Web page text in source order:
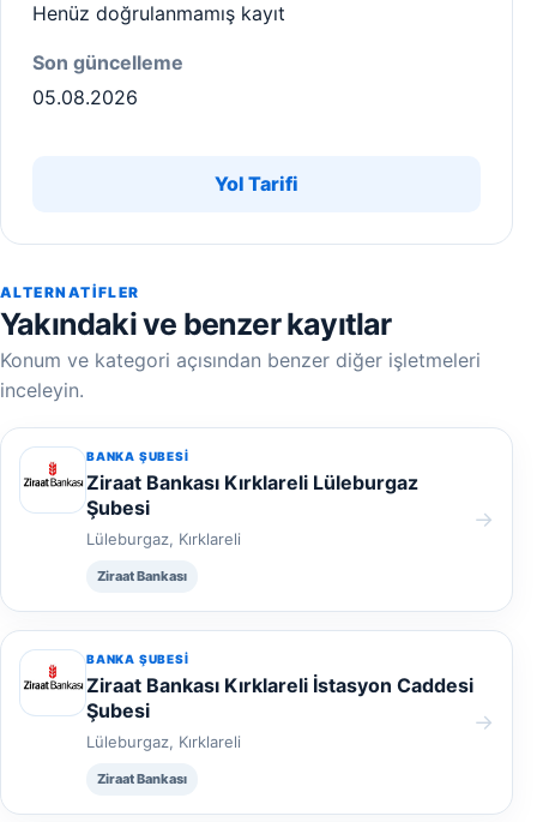
Henüz doğrulanmamış kayıt
Son güncelleme
05.08.2026
Yol Tarifi
ALTERNATIFLER
Yakındaki ve benzer kayıtlar
Konum ve kategori açısından benzer diğer işletmeleri
inceleyin.
BANKA ŞUBESI
Ziraat Bankası Kırklareli Lüleburgaz
Şubesi
Lüleburgaz, Kırklareli
Ziraat Bankası
→
BANKA ŞUBESI
Ziraat Bankası Kırklareli İstasyon Caddesi
Şubesi
Lüleburgaz, Kırklareli
Ziraat Bankası
→